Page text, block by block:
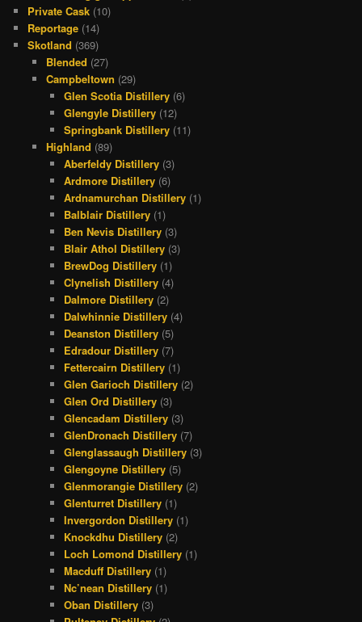
Private Cask (10)
Reportage (14)
Skotland (369)
Blended (27)
Campbeltown (29)
Glen Scotia Distillery (6)
Glengyle Distillery (12)
Springbank Distillery (11)
Highland (89)
Aberfeldy Distillery (3)
Ardmore Distillery (6)
Ardnamurchan Distillery (1)
Balblair Distillery (1)
Ben Nevis Distillery (3)
Blair Athol Distillery (3)
BrewDog Distillery (1)
Clynelish Distillery (4)
Dalmore Distillery (2)
Dalwhinnie Distillery (4)
Deanston Distillery (5)
Edradour Distillery (7)
Fettercairn Distillery (1)
Glen Garioch Distillery (2)
Glen Ord Distillery (3)
Glencadam Distillery (3)
GlenDronach Distillery (7)
Glenglassaugh Distillery (3)
Glengoyne Distillery (5)
Glenmorangie Distillery (2)
Glenturret Distillery (1)
Invergordon Distillery (1)
Knockdhu Distillery (2)
Loch Lomond Distillery (1)
Macduff Distillery (1)
Nc’nean Distillery (1)
Oban Distillery (3)